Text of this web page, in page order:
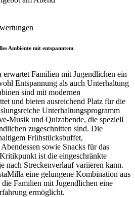
Ambiente mit entspanntem
Familien mit Jugendlichen ein
Entspannung als auch Unterhaltung
sind mit modernen
und bieten ausreichend Platz für die
Unterhaltungsprogramm
Musik und Quizabende, die speziell
zugeschnitten sind. Die
Frühstücksbuffet,
sowie Snacks für das
ist die eingeschränkte
nach Streckenverlauf variieren kann.
eine gelungene Kombination aus
Familien mit Jugendlichen eine
ermöglicht.